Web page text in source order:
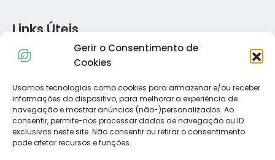
Gerir o Consentimento de
Cookies
Usamos tecnologias como cookies para armazenar e/ou receber
informações do dispositivo, para melhorar a experiência de
navegação e mostrar anúncios (não-)personalizados. Ao
consentir, permite-nos processar dados de navegação ou ID
exclusivos neste site. Não consentir ou retirar o consentimento
pode afetar recursos e funções.
Links Úteis
Política de Privacidade
Política de Cookies
Termos e Condições
Resolução de Conflitos de Consumo
Livro de Reclamações
Subscreva a Nossa Newsletter